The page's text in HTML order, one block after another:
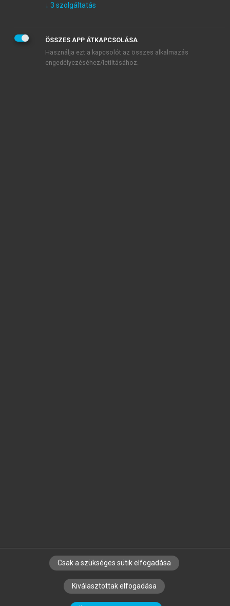
KIPRÓBÁLOM
SZERZŐKNEK CÉGEKNEK KÖNYVTÁROSOKNAK
SZERKESZTÉSI ÉS LEKTORÁLÁSI ALAPELVEK
↓ 3 szolgáltatás
ÖSSZES APP ÁTKAPCSOLÁSA
Használja ezt a kapcsolót az összes alkalmazás
engedélyezéséhez/letiltásához.
Csak a szükséges sütik elfogadása
Kiválasztottak elfogadása